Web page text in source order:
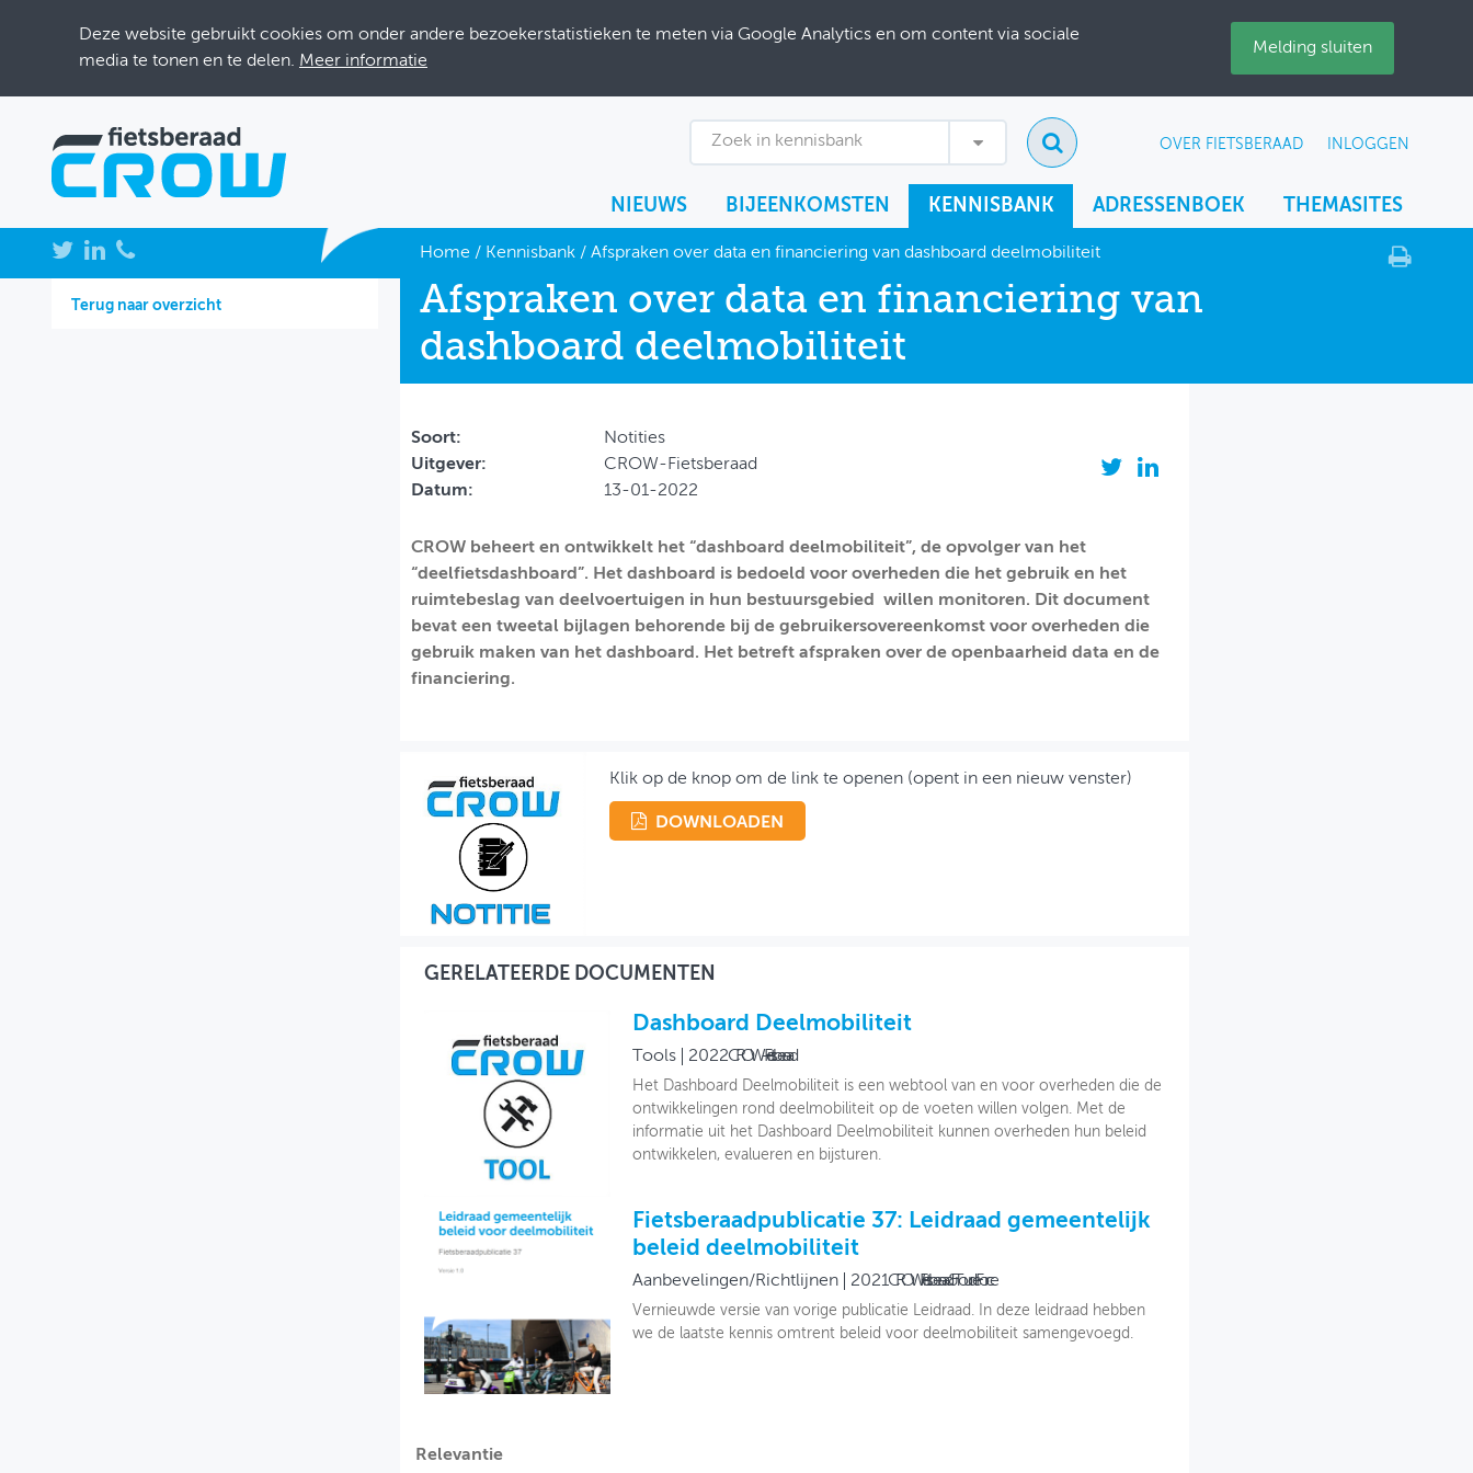
Deze website gebruikt cookies om onder andere bezoekerstatistieken te meten via Google Analytics en om content via sociale
media te tonen en te delen. Meer informatie
Melding sluiten
Zoek in kennisbank OVER FIETSBERAAD INLOGGEN
NIEUWS BIJEENKOMSTEN KENNISBANK ADRESSENBOEK THEMASITES
NIEUWS
BIJEENKOMSTEN
Home / Kennisbank/ Afspraken over data en financiering van dashboard deelmobiliteit
Terug naar overzicht
Afspraken over data en financiering van
dashboard deelmobiliteit
Soort:
Notities
Uitgever:
CROW-Fietsberaad
Datum:
13-01-2022
CROW beheert en ontwikkelt het “dashboard deelmobiliteit”, de opvolger van het
“deelfietsdashboard”. Het dashboard is bedoeld voor overheden die het gebruik en het
ruimtebeslag van deelvoertuigen in hun bestuursgebied willen monitoren. Dit document
bevat een tweetal bijlagen behorende bij de gebruikersovereenkomst voor overheden die
gebruik maken van het dashboard. Het betreft afspraken over de openbaarheid data en de
financiering.
Klik op de knop om de link te openen (opent in een nieuw venster)
DOWNLOADEN
GERELATEERDE DOCUMENTEN
Dashboard Deelmobiliteit
Tools 2022CROW-Fietsberaad
Het Dashboard Deelmobiliteit is een webtool van en voor overheden die de
ontwikkelingen rond deelmobiliteit op de voeten willen volgen. Met de
informatie uit het Dashboard Deelmobiliteit kunnen overheden hun beleid
ontwikkelen, evalueren en bijsturen.
Fietsberaadpublicatie 37: Leidraad gemeentelijk
beleid deelmobiliteit
Aanbevelingen/Richtlijnen 2021CROW Fietsberaad & Tour de Force
Vernieuwde versie van vorige publicatie Leidraad. In deze leidraad hebben
we de laatste kennis omtrent beleid voor deelmobiliteit samengevoegd.
Relevantie